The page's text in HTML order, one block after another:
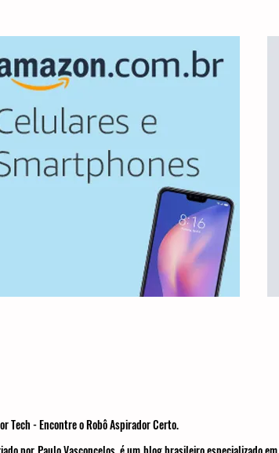
Tech - Encontre o Robô Aspirador Certo.